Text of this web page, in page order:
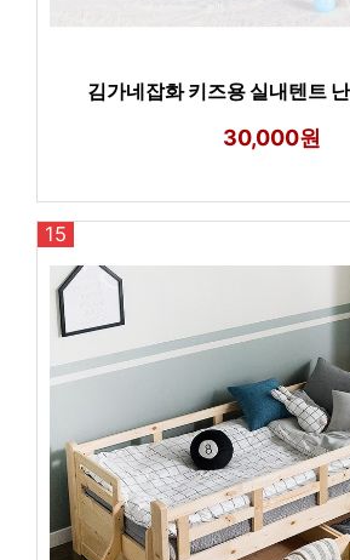
김가네잡화 키즈용 실내텐트
30,000원
15